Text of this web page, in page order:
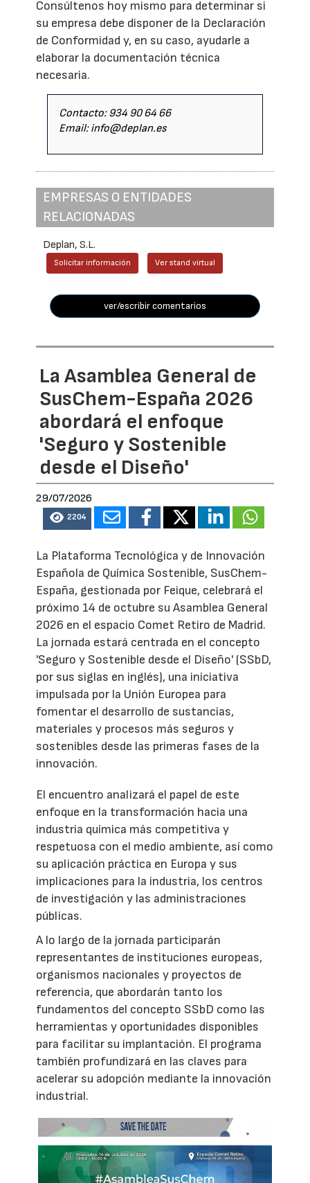
Consúltenos hoy mismo para determinar si
su empresa debe disponer de la Declaración
de Conformidad y, en su caso, ayudarle a
elaborar la documentación técnica
necesaria.
Contacto: 934 90 64 66
Email: info@deplan.es
EMPRESAS O ENTIDADES
RELACIONADAS
Deplan, S.L.
Solicitar información Ver stand virtual
ver/escribir comentarios
La Asamblea General de
SusChem-España 2026
abordará el enfoque
'Seguro y Sostenible
desde el Diseño'
29/07/2026
2204
La Plataforma Tecnológica y de Innovación
Española de Química Sostenible, SusChem-
España, gestionada por Feique, celebrará el
próximo 14 de octubre su Asamblea General
2026 en el espacio Comet Retiro de Madrid.
La jornada estará centrada en el concepto
'Seguro y Sostenible desde el Diseño' (SSbD,
por sus siglas en inglés), una iniciativa
impulsada por la Unión Europea para
fomentar el desarrollo de sustancias,
materiales y procesos más seguros y
sostenibles desde las primeras fases de la
innovación.
El encuentro analizará el papel de este
enfoque en la transformación hacia una
industria química más competitiva y
respetuosa con el medio ambiente, así como
su aplicación práctica en Europa y sus
implicaciones para la industria, los centros
de investigación y las administraciones
públicas.
A lo largo de la jornada participarán
representantes de instituciones europeas,
organismos nacionales y proyectos de
referencia, que abordarán tanto los
fundamentos del concepto SSbD como las
herramientas y oportunidades disponibles
para facilitar su implantación. El programa
también profundizará en las claves para
acelerar su adopción mediante la innovación
industrial.